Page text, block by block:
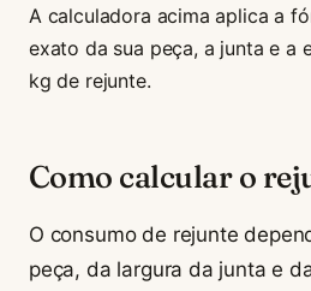
A calculadora acima aplica a
exato da sua peça, a junta e a
kg de rejunte.
Como calcular o
O consumo de rejunte
peça, da largura da junta e